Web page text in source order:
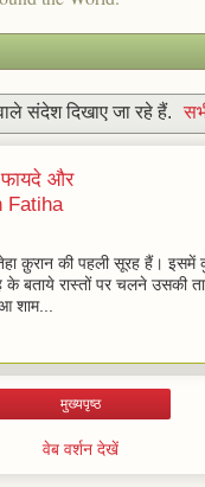
संदेश दिखाए जा रहे हैं.
और
Fatiha
क़ुरान की पहली सूरह हैं।
के बताये रास्तों पर चलने उसकी
शाम...
मुख्यपृष्ठ
वेब वर्शन देखें